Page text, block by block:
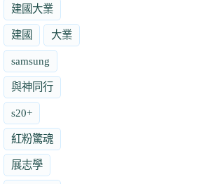
建國大業
建國 大業
samsung
與神同行
s20+
紅粉驚魂
展志學